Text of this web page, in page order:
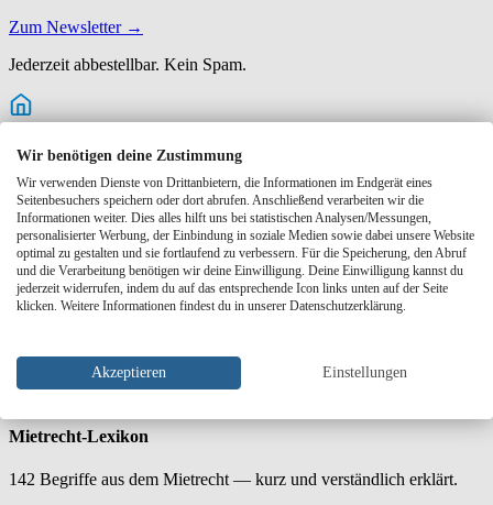
Zum Newsletter →
Jederzeit abbestellbar. Kein Spam.
Marktmiete kostenlos prüfen
Sehen Sie in 2 Minuten, was Ihre Wohnung am Markt bringt — mit
lokalem Mietspiegel.
Jetzt Wert prüfen →
Themen
Mietrecht163Mietvertrag81Wohnung vermieten81Miete
54Nebenkosten36Immobilien27
Mietspiegel-Übersicht Marktmiete-Analyse
Musterbriefe Rechner Mieterhöhung Kappungsgrenze Nebenkosten
prüfen
Mietrecht-Lexikon
142 Begriffe aus dem Mietrecht — kurz und verständlich erklärt.
Wir benötigen deine Zustimmung
Wir verwenden Dienste von Drittanbietern, die Informationen im Endgerät eines
Seitenbesuchers speichern oder dort abrufen. Anschließend verarbeiten wir die
Informationen weiter. Dies alles hilft uns bei statistischen Analysen/Messungen,
personalisierter Werbung, der Einbindung in soziale Medien sowie dabei unsere Website
optimal zu gestalten und sie fortlaufend zu verbessern. Für die Speicherung, den Abruf
und die Verarbeitung benötigen wir deine Einwilligung. Deine Einwilligung kannst du
jederzeit widerrufen, indem du auf das entsprechende Icon links unten auf der Seite
klicken. Weitere Informationen findest du in unserer Datenschutzerklärung.
Akzeptieren Einstellungen